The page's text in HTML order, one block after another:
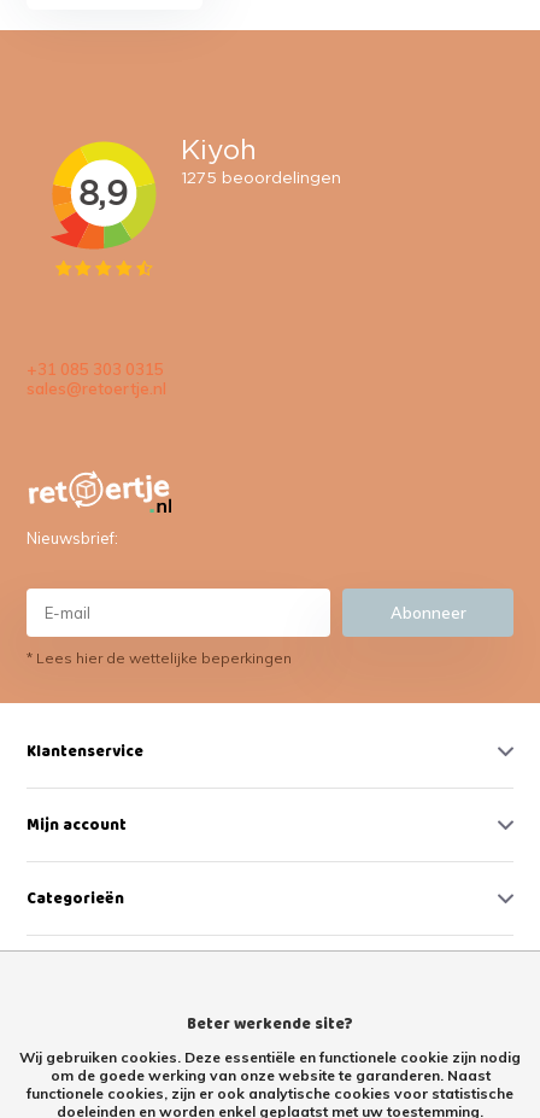
+31 085 303 0315
sales@retoertje.nl
Nieuwsbrief:
Abonneer
* Lees hier de wettelijke beperkingen
Klantenservice
Mijn account
Categorieën
Beter werkende site?
Wij gebruiken cookies. Deze essentiële en functionele cookie zijn nodig
om de goede werking van onze website te garanderen. Naast
functionele cookies, zijn er ook analytische cookies voor statistische
doeleinden en worden enkel geplaatst met uw toestemming.